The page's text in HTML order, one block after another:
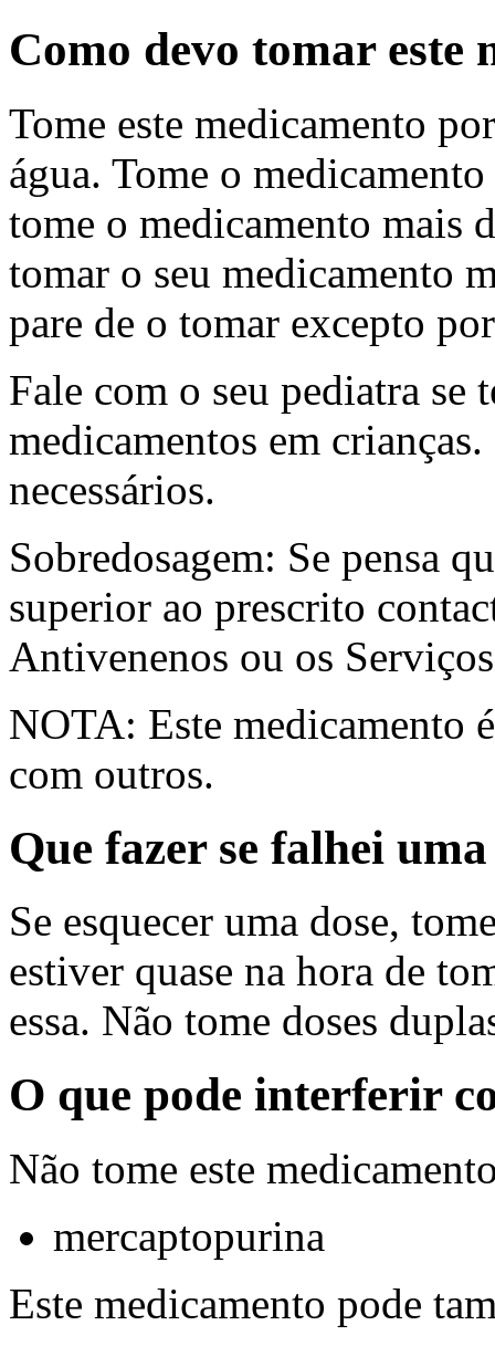
Como devo tomar este
Tome este medicamento
água. Tome o
tome o medicamento mais
tomar o seu medicamento
pare de o tomar excepto
Fale com o seu pediatra se
medicamentos em
necessários.
Sobredosagem: Se pensa
superior ao prescrito
Antivenenos ou os
NOTA: Este medicamento
com outros.
Que fazer se falhei
Se esquecer uma dose,
estiver quase na hora de
essa. Não tome doses
O que pode interferir
Não tome este
mercaptopurina
Este medicamento pode